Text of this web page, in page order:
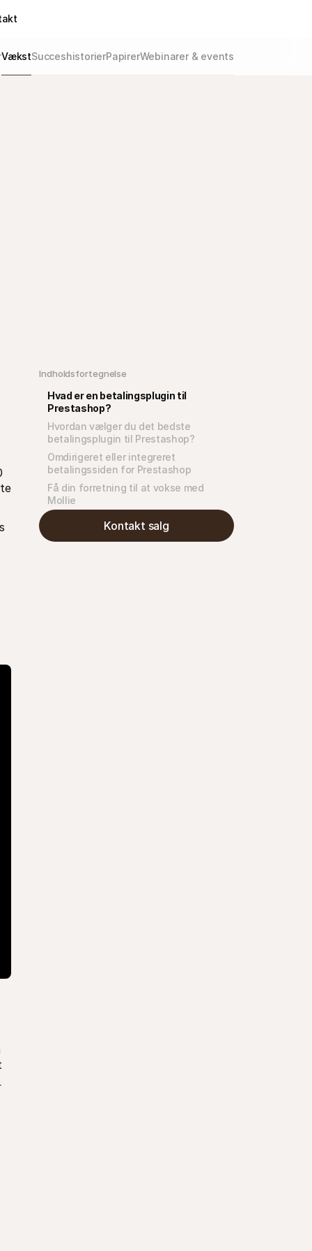
VækstSucceshistorierPapirerWebinarer & events
Indholdsfortegnelse
Hvad er en betalingsplugin til
Prestashop?
Hvordan vælger du det bedste
betalingsplugin til Prestashop?
Omdirigeret eller integreret
betalingssiden for Prestashop
Få din forretning til at vokse med
Mollie
Kontakt salg